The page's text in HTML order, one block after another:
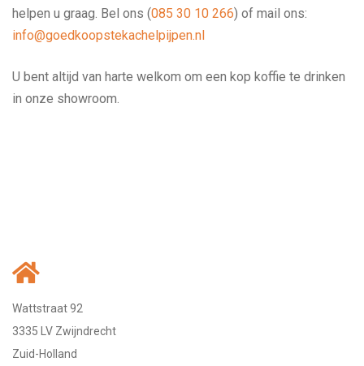
helpen u graag. Bel ons (085 30 10 266) of mail ons:
info@goedkoopstekachelpijpen.nl
U bent altijd van harte welkom om een kop koffie te drinken
in onze showroom.
Wattstraat 92
3335 LV Zwijndrecht
Zuid-Holland